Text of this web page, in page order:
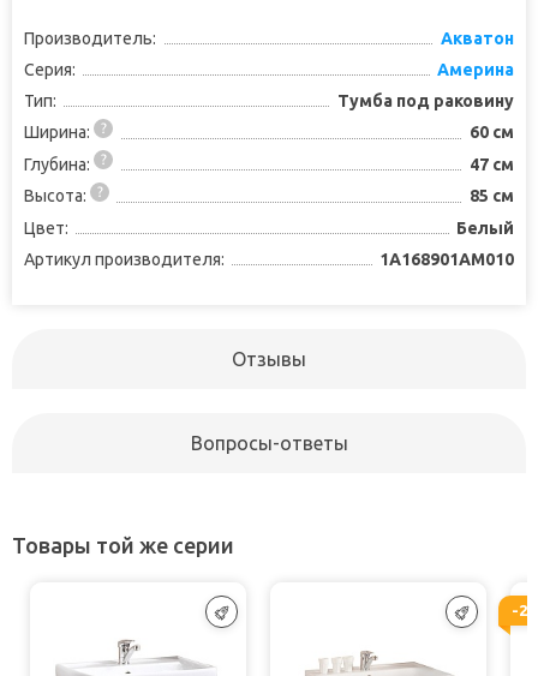
Производитель:
Акватон
Серия:
Америна
Тип:
Тумба под раковину
Ширина:
60 см
Глубина:
47 см
Высота:
85 см
Цвет:
Белый
Артикул производителя:
1A168901AM010
Отзывы
Вопросы-ответы
Товары той же серии
-